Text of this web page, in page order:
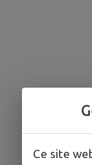
Ce site